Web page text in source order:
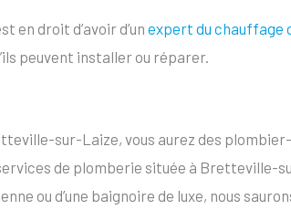
en droit d’avoir d’unexpert du chauffage
peuvent installer ou réparer.
sur-Laize, vous aurez des
de plomberie située à Bretteville-
ou d’une baignoire de luxe, nous